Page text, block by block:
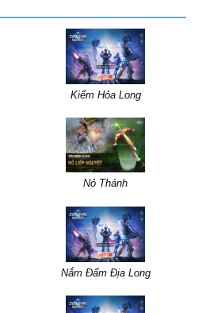
Kiếm Hỏa Long
Nỏ Thánh
Nắm Đấm Địa Long